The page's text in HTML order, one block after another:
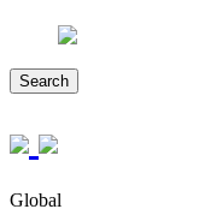
Search
Global